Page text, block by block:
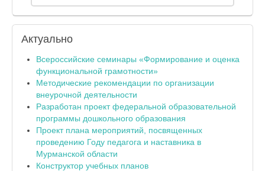
Актуально
Всероссийские семинары «Формирование и оценка
функциональной грамотности»
Методические рекомендации по организации
внеурочной деятельности
Разработан проект федеральной образовательной
программы дошкольного образования
Проект плана мероприятий, посвященных
проведению Году педагога и наставника в
Мурманской области
Конструктор учебных планов